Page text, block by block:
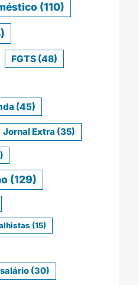
(110)
FGTS(48)
(45)
Jornal Extra (35)
(129)
(15)
(30)